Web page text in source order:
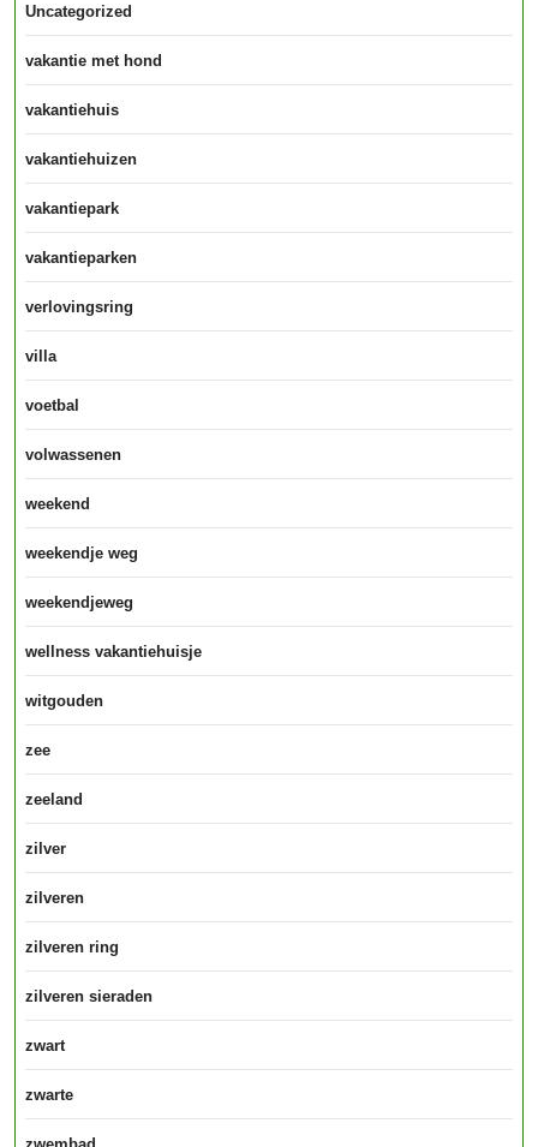
Uncategorized
vakantie met hond
vakantiehuis
vakantiehuizen
vakantiepark
vakantieparken
verlovingsring
villa
voetbal
volwassenen
weekend
weekendje weg
weekendjeweg
wellness vakantiehuisje
witgouden
zee
zeeland
zilver
zilveren
zilveren ring
zilveren sieraden
zwart
zwarte